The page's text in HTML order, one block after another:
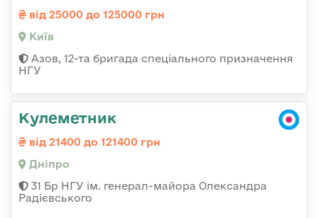
від 25000 до 125000 грн
Київ
Азов, 12-та бригада спеціального призначення
НГУ
Кулеметник
від 21400 до 121400 грн
Дніпро
31 Бр НГУ ім. генерал-майора Олександра
Радієвського